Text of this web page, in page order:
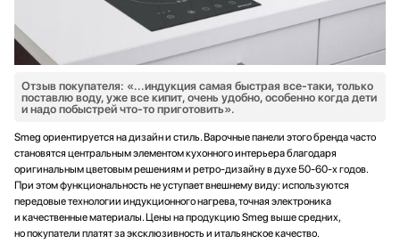
Отзыв покупателя: «...индукция самая быстрая все-таки, только
поставлю воду, уже все кипит, очень удобно, особенно когда дети
и надо побыстрей что-то приготовить».
Smeg ориентируется на дизайн и стиль. Варочные панели этого бренда часто
становятся центральным элементом кухонного интерьера благодаря
оригинальным цветовым решениям и ретро-дизайну в духе 50-60-х годов.
При этом функциональность не уступает внешнему виду: используются
передовые технологии индукционного нагрева, точная электроника
и качественные материалы. Цены на продукцию Smeg выше средних,
но покупатели платят за эксклюзивность и итальянское качество.